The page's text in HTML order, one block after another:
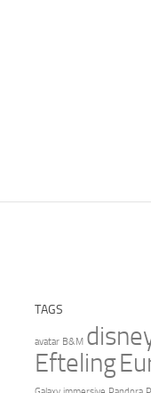
TAGS
avatar B&M
Efteling